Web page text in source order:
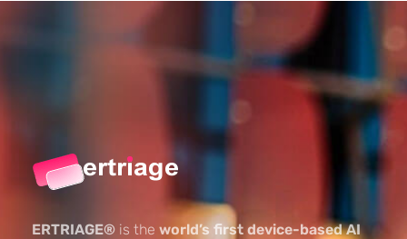
ERTRIAGE® is the world’s first device-based AI